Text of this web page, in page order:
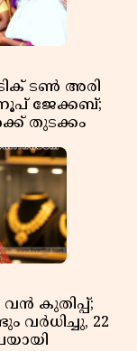
ടൺ അരി
ജേക്കബ്;
തുടക്കം
കുതിപ്പ്;
വർധിച്ചു, 22